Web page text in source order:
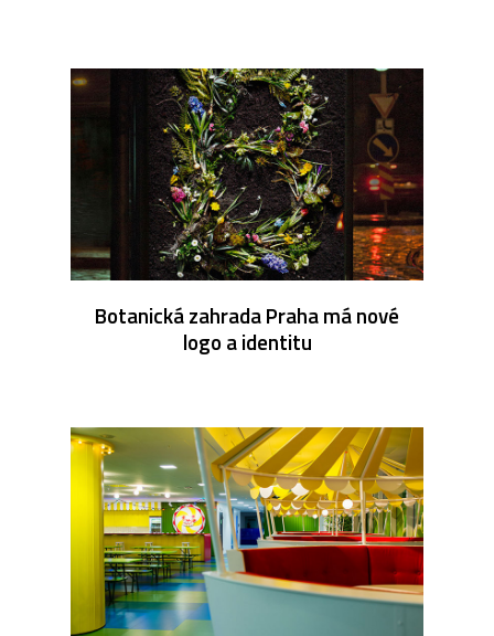
Botanická zahrada Praha má nové
logo a identitu